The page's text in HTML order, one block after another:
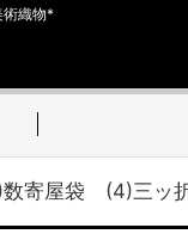
織物*
(3)数寄屋袋 (4)